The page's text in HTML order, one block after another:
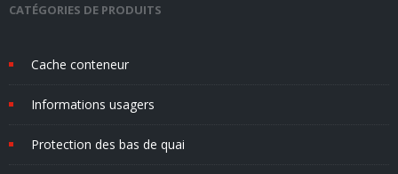
CATÉGORIES DE PRODUITS
Cache conteneur
Informations usagers
Protection des bas de quai